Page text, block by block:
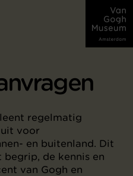
regelmatig
voor
en buitenland. Dit
de kennis en
van Gogh en